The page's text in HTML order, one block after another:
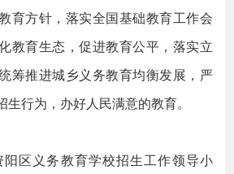
方针，落实全国基础教育工作会
教育生态，促进教育公平，落实立
筹推进城乡义务教育均衡发展，严
行为，办好人民满意的教育。
区义务教育学校招生工作领导小